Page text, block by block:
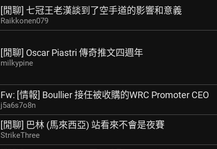
[閒聊] 七冠王老漢談到了空手道的影響和意義
Raikkonen079
[閒聊] Oscar Piastri 傳奇推文四週年
milkypine
Fw: [情報] Boullier 接任被收購的WRC Promoter CEO
j5a6s7o8n
[閒聊] 巴林 (馬來西亞) 站看來不會是夜賽
StrikeThree